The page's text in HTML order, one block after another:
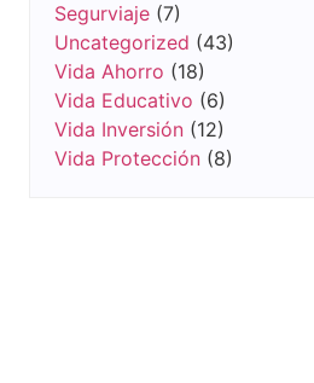
Segurviaje(7)
Uncategorized (43)
Vida Ahorro (18)
Vida Educativo (6)
Vida Inversión(12)
Vida Protección(8)